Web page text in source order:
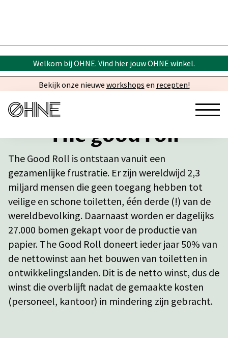
Welkom bij OHNE. Vind hier jouw OHNE winkel.
Bekijk onze nieuwe workshops en recepten!
The good roll
The Good Roll is ontstaan vanuit een
gezamenlijke frustratie. Er zijn wereldwijd 2,3
miljard mensen die geen toegang hebben tot
veilige en schone toiletten, één derde (!) van de
wereldbevolking. Daarnaast worden er dagelijks
27.000 bomen gekapt voor de productie van
papier. The Good Roll doneert ieder jaar 50% van
de nettowinst aan het bouwen van toiletten in
ontwikkelingslanden. Dit is de netto winst, dus de
winst die overblijft nadat de gemaakte kosten
(personeel, kantoor) in mindering zijn gebracht.